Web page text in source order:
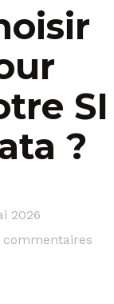
SI
?
2026
commentaires